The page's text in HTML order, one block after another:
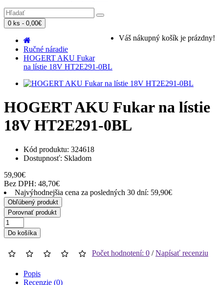
0 ks - 0,00€
Váš nákupný košík je prázdny!
Ručné náradie
HOGERT AKU Fukar
na lístie 18V HT2E291-0BL
HOGERT AKU Fukar na lístie
18V HT2E291-0BL
Kód produktu: 324618
Dostupnosť: Skladom
59,90€
Bez DPH: 48,70€
Najvýhodnejšia cena za posledných 30 dní: 59,90€
Obľúbený produkt
Porovnať produkt
Do košíka
Počet hodnotení: 0 /Napísať recenziu
Popis
Recenzie (0)